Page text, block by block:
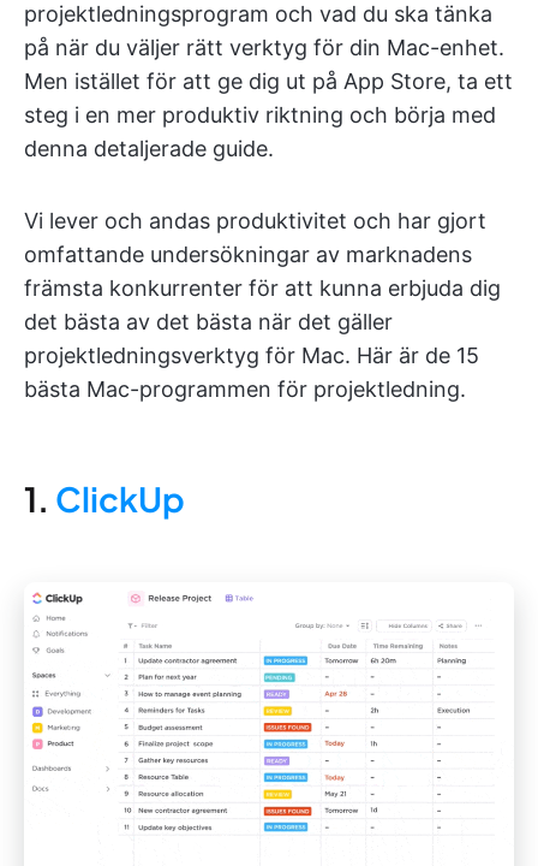
projektledningsprogram och vad du ska tänka
på när du väljer rätt verktyg för din Mac-enhet.
Men istället för att ge dig ut på App Store, ta ett
steg i en mer produktiv riktning och börja med
denna detaljerade guide.
Vi lever och andas produktivitet och har gjort
omfattande undersökningar av marknadens
främsta konkurrenter för att kunna erbjuda dig
det bästa av det bästa när det gäller
projektledningsverktyg för Mac. Här är de 15
bästa Mac-programmen för projektledning.
1. ClickUp